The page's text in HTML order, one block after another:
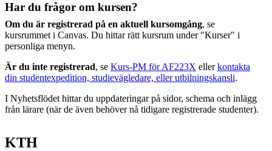
Har du frågor om kursen?
Om du är registrerad på en aktuell kursomgång, se
kursrummet i Canvas. Du hittar rätt kursrum under "Kurser" i
personliga menyn.
Är du inte registrerad, se Kurs-PM för AF223X ellerkontakta
din studentexpedition, studievägledare, eller utbilningskansli.
I Nyhetsflödet hittar du uppdateringar på sidor, schema och inlägg
från lärare (när de även behöver nå tidigare registrerade studenter).
KTH